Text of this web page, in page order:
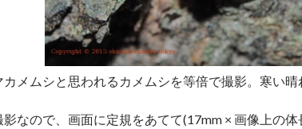
カメムシと思われるカメムシを等倍で撮影。寒い
影なので、画面に定規をあてて(17mm × 画像上の